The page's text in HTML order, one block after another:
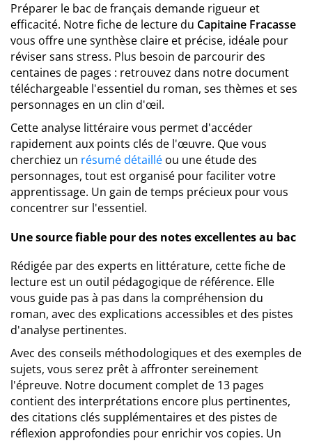
Préparer le bac de français demande rigueur et
efficacité. Notre fiche de lecture du Capitaine Fracasse
vous offre une synthèse claire et précise, idéale pour
réviser sans stress. Plus besoin de parcourir des
centaines de pages : retrouvez dans notre document
téléchargeable l'essentiel du roman, ses thèmes et ses
personnages en un clin d'œil.
Cette analyse littéraire vous permet d'accéder
rapidement aux points clés de l'œuvre. Que vous
cherchiez un résumé détaillé ou une étude des
personnages, tout est organisé pour faciliter votre
apprentissage. Un gain de temps précieux pour vous
concentrer sur l'essentiel.
Une source fiable pour des notes excellentes au bac
Rédigée par des experts en littérature, cette fiche de
lecture est un outil pédagogique de référence. Elle
vous guide pas à pas dans la compréhension du
roman, avec des explications accessibles et des pistes
d'analyse pertinentes.
Avec des conseils méthodologiques et des exemples de
sujets, vous serez prêt à affronter sereinement
l'épreuve. Notre document complet de 13 pages
contient des interprétations encore plus pertinentes,
des citations clés supplémentaires et des pistes de
réflexion approfondies pour enrichir vos copies. Un